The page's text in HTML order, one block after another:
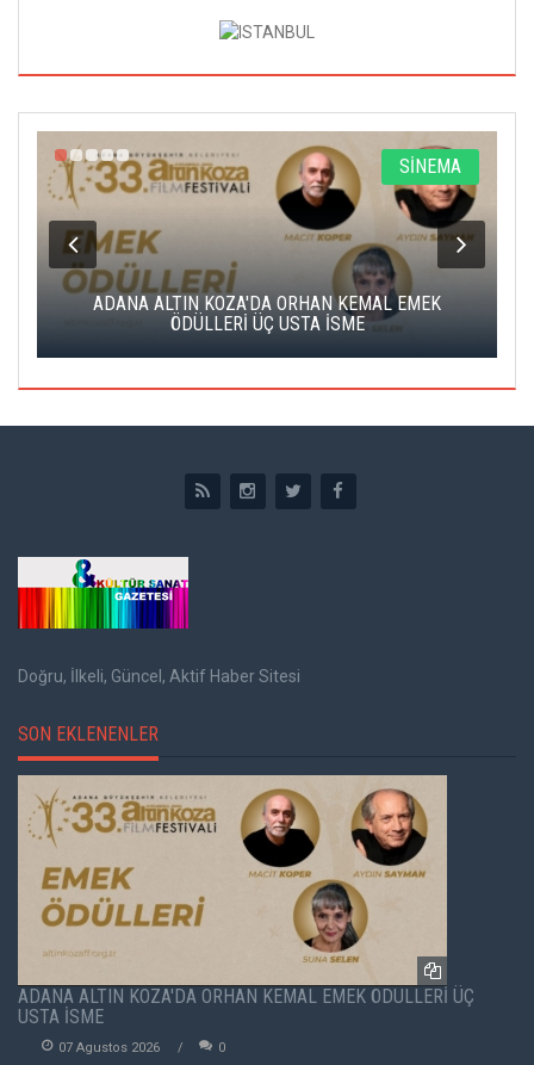
SİNEMA
ADANA ALTIN KOZA'DA ORHAN KEMAL EMEK
ÖDÜLLERİ ÜÇ USTA İSME
Doğru, İlkeli, Güncel, Aktif Haber Sitesi
SON EKLENENLER
ADANA ALTIN KOZA'DA ORHAN KEMAL EMEK ÖDÜLLERİ ÜÇ
USTA İSME
07 Agustos 2026 0